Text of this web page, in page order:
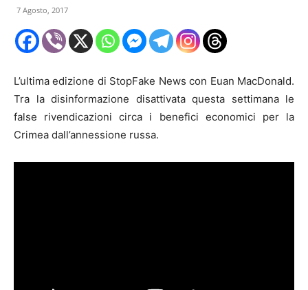
7 Agosto, 2017
L’ultima edizione di StopFake News con Euan MacDonald.
Tra la disinformazione disattivata questa settimana le
false rivendicazioni circa i benefici economici per la
Crimea dall’annessione russa.